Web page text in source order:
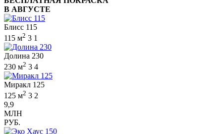
В АВГУСТЕ
Блисс 115
115 м2 3 1
Долина 230
230 м2 3 4
Миракл 125
125 м2 3 2
9,9
МЛН
РУБ.